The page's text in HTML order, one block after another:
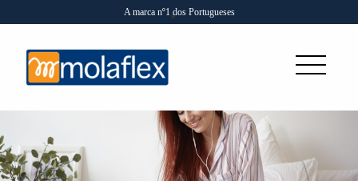
A marca nº1 dos Portugueses